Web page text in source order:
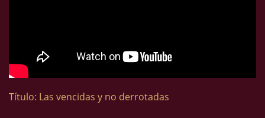
Título: Las vencidas y no derrotadas